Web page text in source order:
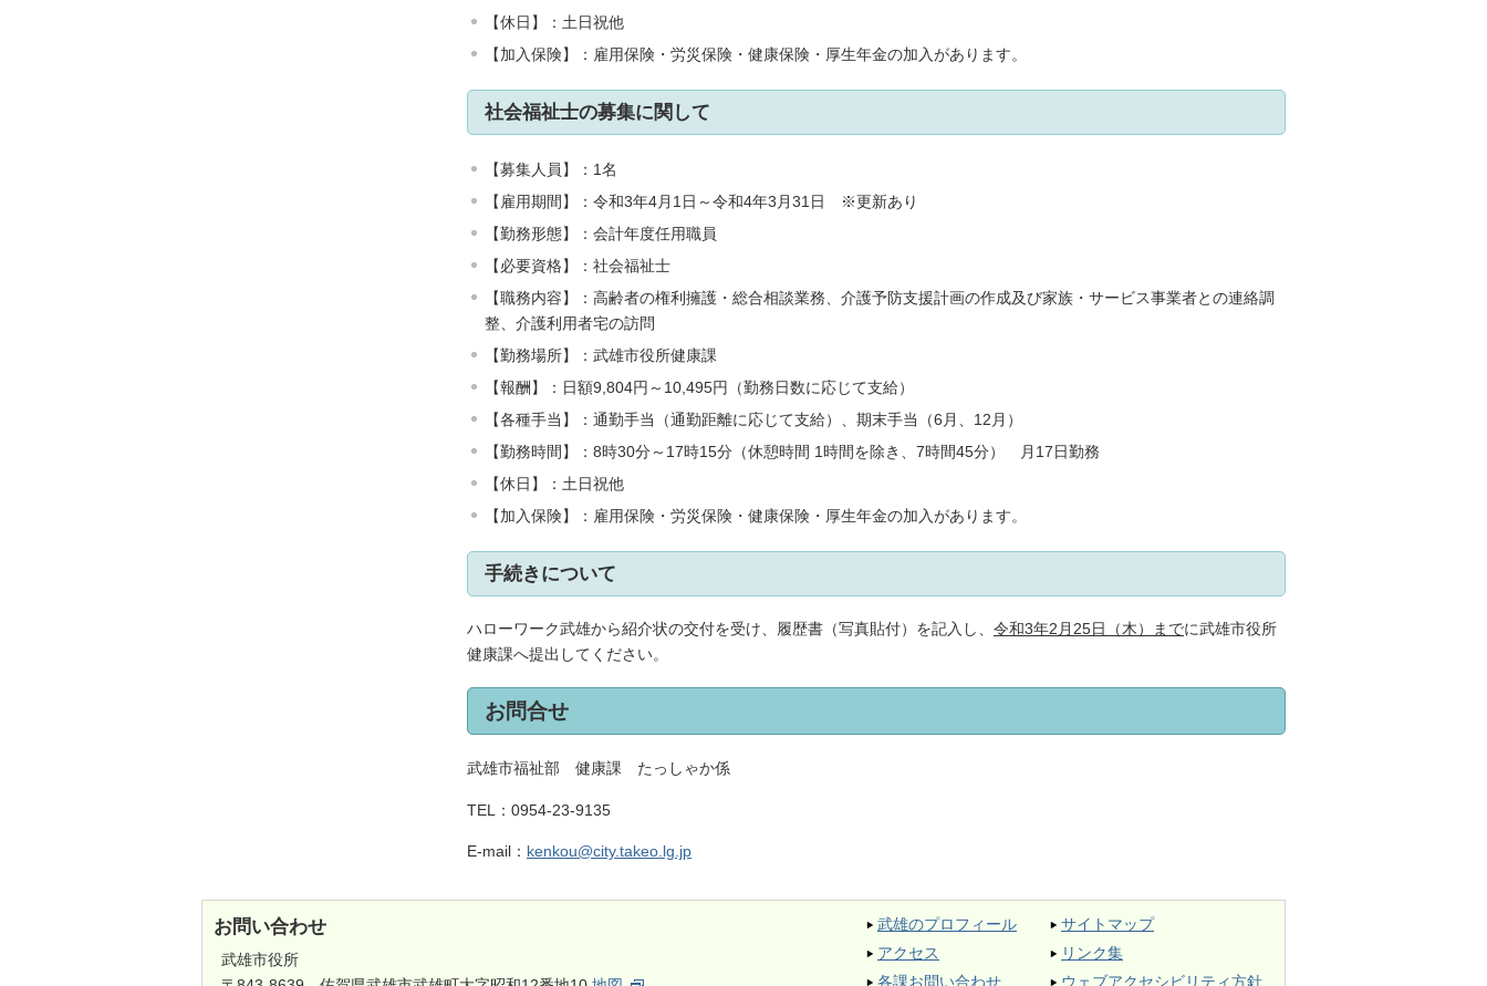
【休日】：土日祝他
【加入保険】：雇用保険・労災保険・健康保険・厚生年金の加入があります。
社会福祉士の募集に関して
【募集人員】：1名
【雇用期間】：令和3年4月1日～令和4年3月31日 ※更新あり
【勤務形態】：会計年度任用職員
【必要資格】：社会福祉士
【職務内容】：高齢者の権利擁護・総合相談業務、介護予防支援計画の作成及び家族・サービス事業者との連絡調
整、介護利用者宅の訪問
【勤務場所】：武雄市役所健康課
【報酬】：日額9,804円～10,495円（勤務日数に応じて支給）
【各種手当】：通勤手当（通勤距離に応じて支給）、期末手当（6月、12月）
【勤務時間】：8時30分～17時15分（休憩時間 1時間を除き、7時間45分） 月17日勤務
【休日】：土日祝他
【加入保険】：雇用保険・労災保険・健康保険・厚生年金の加入があります。
手続きについて
ハローワーク武雄から紹介状の交付を受け、履歴書（写真貼付）を記入し、 令和3年2月25日（木）までに武雄市役所
健康課へ提出してください。
お問合せ
武雄市福祉部 健康課 たっしゃか係
TEL： 0954-23-9135
E-mail： kenkou@city.takeo.lg.jp
お問い合わせ
武雄市役所
武雄のプロフィール
アクセス
各課お問い合わせ
サイトマップ
リンク集
ウェブアクセシビリティ方針